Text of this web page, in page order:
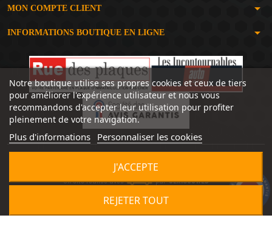
MON COMPTE CLIENT arrow_drop_down
INFORMATIONS BOUTIQUE EN LIGNE arrow_drop_down
Notre boutique utilise ses propres cookies et ceux de tiers
pour améliorer l'expérience utilisateur et nous vous
recommandons d'accepter leur utilisation pour profiter
pleinement de votre navigation.
Plus d'informations Personnaliser les cookies
REJETER TOUT
J'ACCEPTE
Un site réalisé avec par SERIOUSWEB
9.2